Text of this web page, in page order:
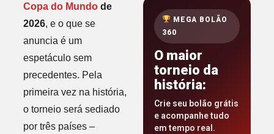
Copa do Mundode
2026, e o que se
anuncia é um
espetáculo sem
precedentes. Pela
primeira vez na história,
o torneio será sediado
por três países –
MEGA BOLÃO
360
O maior
torneio da
história:
Crie seu bolão grátis
e acompanhe tudo
em tempo real.